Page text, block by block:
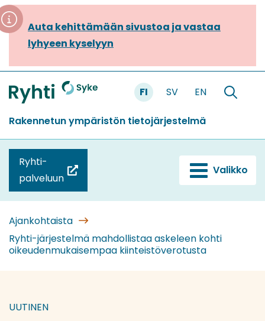
Siirry
sisältöönAuta kehittämään sivustoa ja vastaa
lyhyeen kyselyyn
Etusivu
FI SV EN
Hae
Rakennetun ympäristön tietojärjestelmä
Ryhti-
palveluun
(siirryt
toiseen
Valikko
Ajankohtaista
Ryhti-järjestelmä mahdollistaa askeleen kohti
oikeudenmukaisempaa kiinteistöverotusta
UUTINEN